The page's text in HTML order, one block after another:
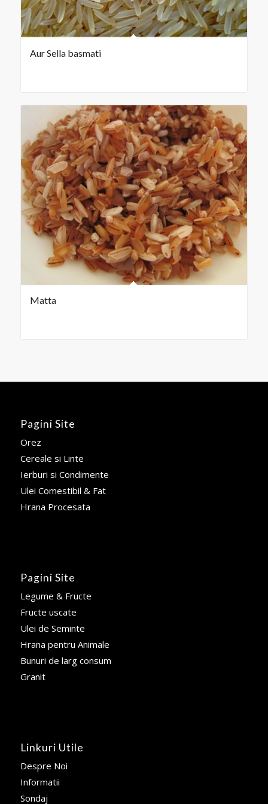
Aur Sella basmati
Matta
Pagini Site
Orez
Cereale si Linte
Ierburi si Condimente
Ulei Comestibil & Fat
Hrana Procesata
Pagini Site
Legume & Fructe
Fructe uscate
Ulei de Seminte
Hrana pentru Animale
Bunuri de larg consum
Granit
Linkuri Utile
Despre Noi
Informatii
Sondaj